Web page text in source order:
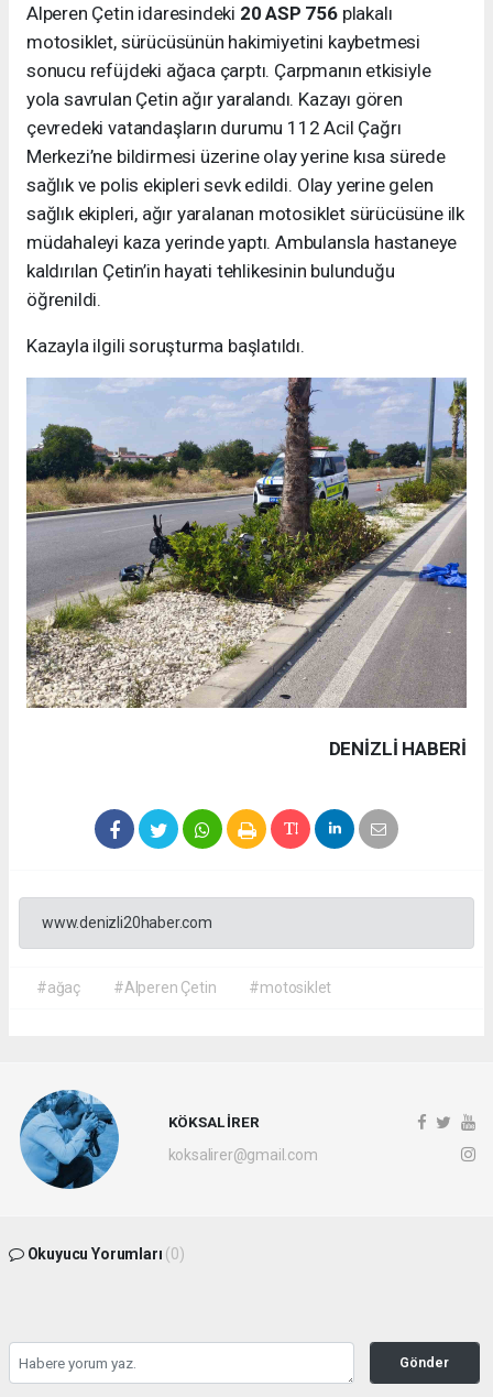
Alperen Çetin idaresindeki 20 ASP 756plakalı
motosiklet, sürücüsünün hakimiyetini kaybetmesi
sonucu refüjdeki ağaca çarptı. Çarpmanın etkisiyle
yola savrulan Çetin ağır yaralandı. Kazayı gören
çevredeki vatandaşların durumu 112 Acil Çağrı
Merkezi’ne bildirmesi üzerine olay yerine kısa sürede
sağlık ve polis ekipleri sevk edildi. Olay yerine gelen
sağlık ekipleri, ağır yaralanan motosiklet sürücüsüne ilk
müdahaleyi kaza yerinde yaptı. Ambulansla hastaneye
kaldırılan Çetin’in hayati tehlikesinin bulunduğu
öğrenildi.
Kazayla ilgili soruşturma başlatıldı.
DENIZLI HABERİ
www.denizli20haber.com
#ağaç #Alperen Çetin #motosiklet
KÖKSAL İRER
koksalirer@gmail.com
Okuyucu Yorumları (0)
Gönder